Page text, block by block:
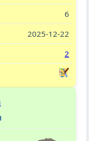
6
2025-12-22
2